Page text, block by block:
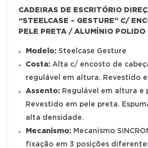
CADEIRAS DE ESCRITÓRIO
“STEELCASE – GESTURE” C/
PELE PRETA / ALUMÍNIO POLIDO
Modelo: Steelcase Gesture
Costa: Alta c/ encosto de
regulável em altura. Revestido
Assento: Regulável em altura e
Revestido em pele preta.
alta densidade.
Mecanismo: Mecanismo
fixação em 3 posições